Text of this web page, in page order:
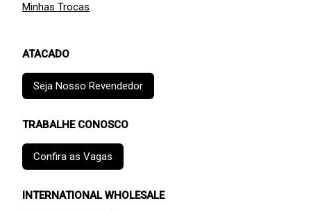
Minhas Trocas
ATACADO
Seja Nosso Revendedor
TRABALHE CONOSCO
Confira as Vagas
INTERNATIONAL WHOLESALE